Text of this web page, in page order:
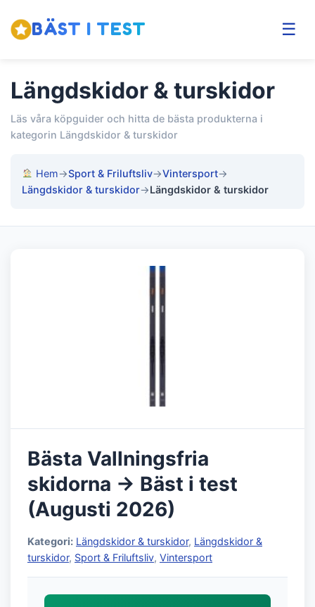
BÄST I TEST ☰
Längdskidor & turskidor
Läs våra köpguider och hitta de bästa produkterna i
kategorin Längdskidor & turskidor
Hem→Sport & Friluftsliv→Vintersport→
Längdskidor & turskidor→Längdskidor & turskidor
Bästa Vallningsfria
skidorna → Bäst i test
(Augusti 2026)
Kategori: Längdskidor & turskidor, Längdskidor &
turskidor, Sport & Friluftsliv, Vintersport